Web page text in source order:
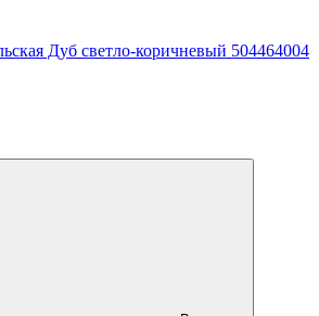
Дуб светло-коричневый 504464004